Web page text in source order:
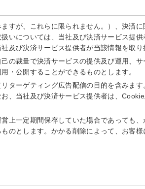
すが、これらに限られません。）、決済
いについては、当社及び決済サービス提
及び決済サービス提供者が当該情報を取り
の裁量で決済サービスの提供及び運用、
・公開することができるものとします。
ターゲティング広告配信の目的を含みま
、当社及び決済サービス提供者は、
上一定期間保存していた場合であっても
のとします。かかる削除によって、お客